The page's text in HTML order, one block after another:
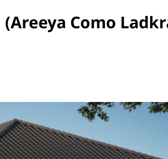
(Areeya Como